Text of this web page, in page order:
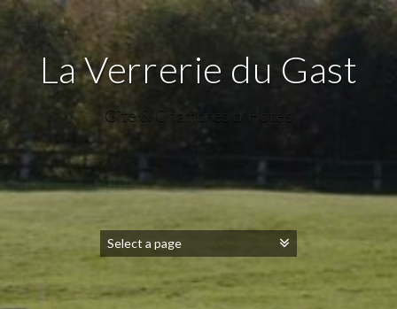
La Verrerie du Gast
Gîte & Chambres d'Hôtes